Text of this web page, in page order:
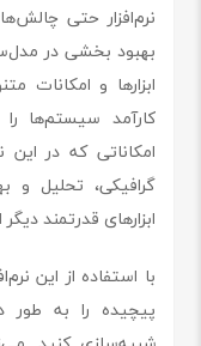
نرم‌افزار حتی
بهبود بخشی در
ابزارها و امکانات
کارآمد سیستم‌ها
امکاناتی که در این
گرافیکی، تحلیل و
ابزارهای قدرتمند دیگر
با استفاده از این
پیچیده را به طور